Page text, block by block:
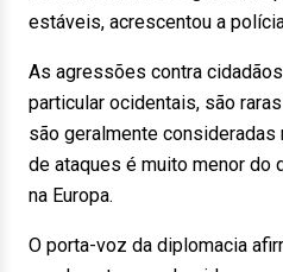
estáveis, acrescentou a
As agressões contra
particular ocidentais, são
são geralmente
de ataques é muito menor do
na Europa.
O porta-voz da diplomacia